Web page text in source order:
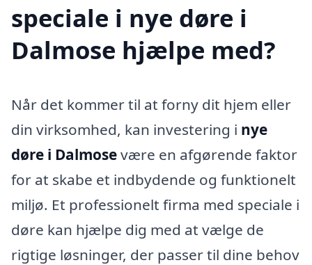
speciale i nye døre i
Dalmose hjælpe med?
Når det kommer til at forny dit hjem eller
din virksomhed, kan investering i nye
døre i Dalmosevære en afgørende faktor
for at skabe et indbydende og funktionelt
miljø. Et professionelt firma med speciale i
døre kan hjælpe dig med at vælge de
rigtige løsninger, der passer til dine behov